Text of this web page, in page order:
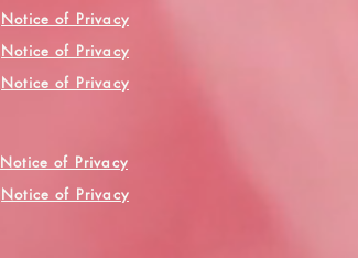
Notice of Privacy
Notice of Privacy
Notice of Privacy
Notice of Privacy
Notice of Privacy